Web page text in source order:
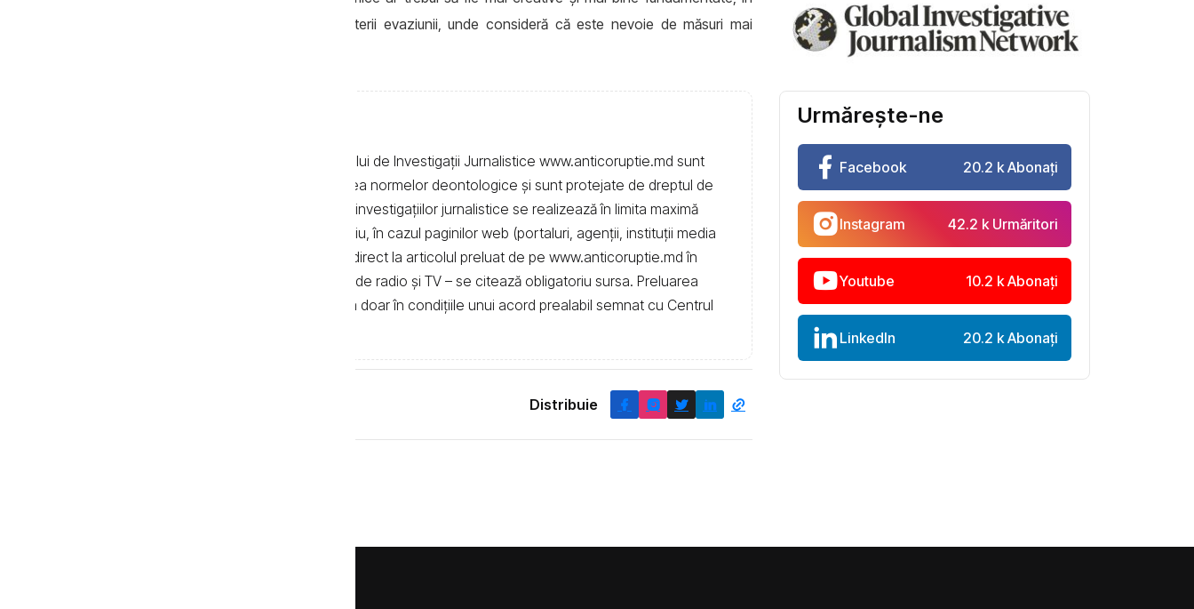
special în domeniul fiscal și al combaterii evaziunii, unde consideră că este nevoie de măsuri mai
Textele de pe pagina web a Centrului de Investigații Jurnalistice www.anticoruptie.md sunt
realizate de jurnaliști, cu respectarea normelor deontologice și sunt protejate de dreptul de
autor. Preluarea textelor știrilor și a investigațiilor jurnalistice se realizează în limita maximă
de 500 de semne. În mod obligatoriu, în cazul paginilor web (portaluri, agenții, instituţii media
sau bloguri) trebuie indicat şi linkul direct la articolul preluat de pe www.anticoruptie.md în
primul alineat, iar în cazul posturilor de radio și TV – se citează obligatoriu sursa. Preluarea
integrală a textelor se poate realiza doar în condiţiile unui acord prealabil semnat cu Centrul
Distribuie
Urmărește-ne
Facebook 20.2 k Abonați
Instagram 42.2 k Urmăritori
Youtube 10.2 k Abonați
LinkedIn 20.2 k Abonați